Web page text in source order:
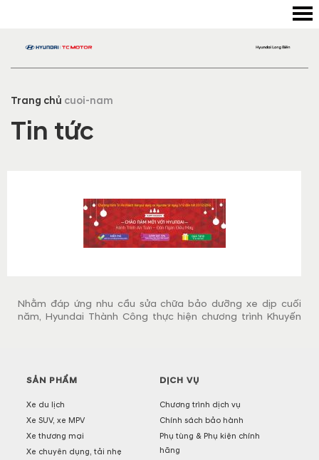
Trang chủ cuoi-nam
Tin tức
​Nhằm đáp ứng nhu cầu sửa chữa bảo dưỡng xe dịp cuối
năm, Hyundai Thành Công thực hiện chương trình Khuyến
SẢN PHẨM
Xe du lịch
Xe SUV, xe MPV
Xe thương mại
Xe chuyên dụng, tải nhẹ
DỊCH VỤ
Chương trình dịch vụ
Chính sách bảo hành
Phụ tùng & Phụ kiện chính
hãng